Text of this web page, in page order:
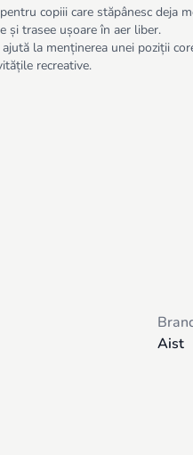
copiii care stăpânesc deja
și trasee ușoare în aer liber.
la menținerea unei poziții
recreative.
Aist